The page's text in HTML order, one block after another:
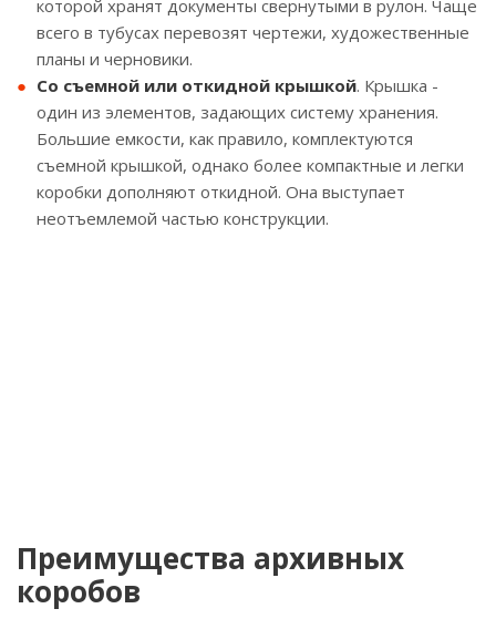
которой хранят документы свернутыми в рулон. Чаще
всего в тубусах перевозят чертежи, художественные
планы и черновики.
Со съемной или откидной крышкой. Крышка -
один из элементов, задающих систему хранения.
Большие емкости, как правило, комплектуются
съемной крышкой, однако более компактные и легки
коробки дополняют откидной. Она выступает
неотъемлемой частью конструкции.
Преимущества архивных
коробов